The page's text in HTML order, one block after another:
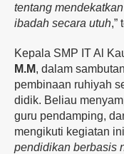
tentang mendekatkan
ibadah secara utuh,”
Kepala SMP ITAl
M.M, dalam
pembinaan ruhiyah
didik. Beliau
guru pendamping,
mengikuti kegiatan
pendidikan berbasis